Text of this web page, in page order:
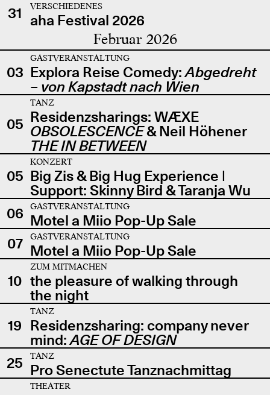
31
VERSCHIEDENES
aha Festival 2026
Februar 2026
03
GASTVERANSTALTUNG
Explora Reise Comedy:Abgedreht
– von Kapstadt nach Wien
05
TANZ
Residenzsharings: WÆXE
OBSOLESCENCE& Neil Höhener
THE IN BETWEEN
05
KONZERT
Big Zis & Big Hug Experience |
Support: Skinny Bird & Taranja Wu
06
GASTVERANSTALTUNG
Motel a Miio Pop-Up Sale
07
GASTVERANSTALTUNG
Motel a Miio Pop-Up Sale
10
ZUM MITMACHEN
the pleasure of walking through
the night
19
TANZ
Residenzsharing: company never
mind:AGE OF DESIGN
25
TANZ
Pro Senectute Tanznachmittag
THEATER